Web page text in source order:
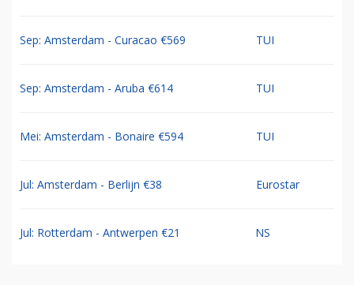
Sep: Amsterdam - Curacao €569 TUI
Sep: Amsterdam - Aruba €614 TUI
Mei: Amsterdam - Bonaire €594 TUI
Jul: Amsterdam - Berlijn €38 Eurostar
Jul: Rotterdam - Antwerpen €21 NS